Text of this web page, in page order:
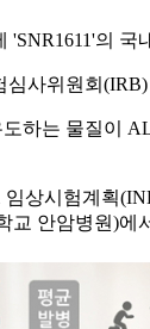
의 국
사위원회
도하는 물질
상시험계획
교 안암병원)에